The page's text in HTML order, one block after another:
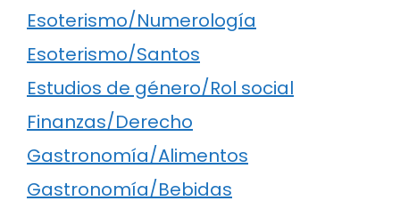
Esoterismo/Numerología
Esoterismo/Santos
Estudios de género/Rol social
Finanzas/Derecho
Gastronomía/Alimentos
Gastronomía/Bebidas